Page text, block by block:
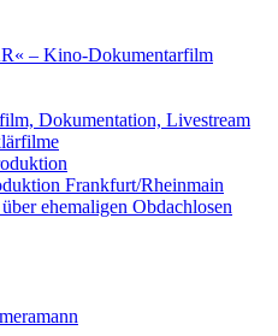
– Kino-Dokumentarfilm
Dokumentation, Livestream
Frankfurt/Rheinmain
ehemaligen Obdachlosen